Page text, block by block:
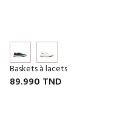
Baskets à lacets
89.990 TND